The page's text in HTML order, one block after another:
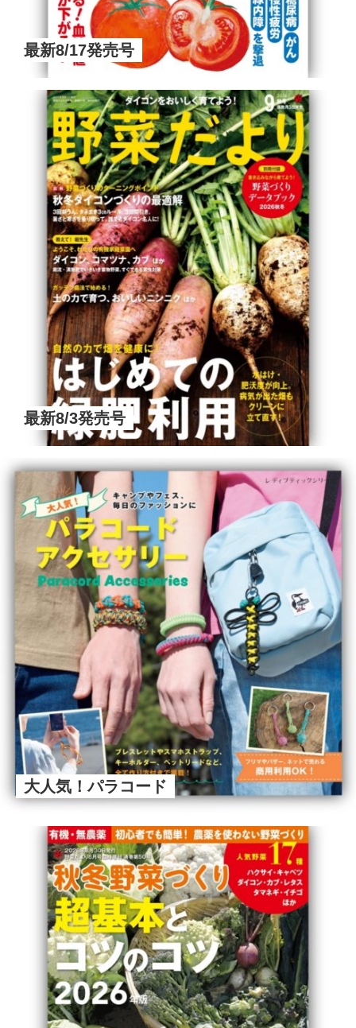
最新8/17発売号
最新8/3発売号
大人気！パラコード